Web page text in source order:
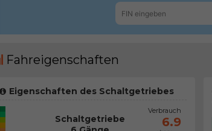
Fahreigenschaften
Eigenschaften des Schaltgetriebes
Schaltgetriebe
Verbrauch
6.9